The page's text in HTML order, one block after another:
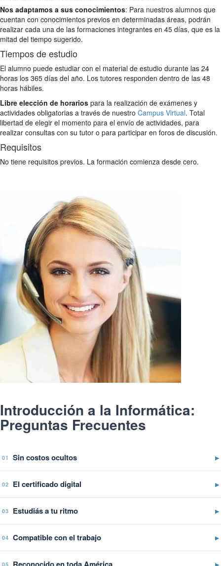
Nos adaptamos a sus conocimientos: Para nuestros alumnos que
cuentan con conocimientos previos en determinadas áreas, podrán
realizar cada una de las formaciones integrantes en 45 días, que es la
mitad del tiempo sugerido.
Tiempos de estudio
El alumno puede estudiar con el material de estudio durante las 24
horas los 365 días del año. Los tutores responden dentro de las 48
horas hábiles.
Libre elección de horarios para la realización de exámenes y
actividades obligatorias a través de nuestro Campus Virtual. Total
libertad de elegir el momento para el envío de actividades, para
realizar consultas con su tutor o para participar en foros de discusión.
Requisitos
No tiene requisitos previos. La formación comienza desde cero.
Introducción a la Informática:
Preguntas Frecuentes
01 Sin costos ocultos ▶
02 El certificado digital ▶
03 Estudiás a tu ritmo ▶
04 Compatible con el trabajo ▶
05 ▶